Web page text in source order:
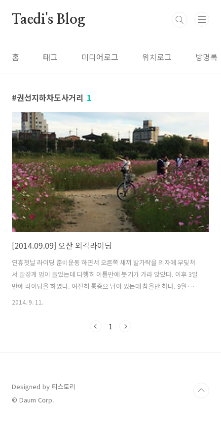
Taedi's Blog
홈 태그 미디어로그 위치로그 방명록
권선지하차도사거리 1
[2014.09.09] 오산 외각라이딩
연휴첫날 라이딩 준비운동 하면서 오른쪽 새끼 발가락을 의자에 부딪쳐
서 빨갛게 멍이 들었는데 다행히 이틀만에 붓기가 가라 앉았다. 이후 3일
만에 라이딩을 하였다. 여전히 통증으 남아 있는데 참을만 하다. 9월 들
어서 통 장거리 라이딩을 못했는데 처음으로 50km 넘게 달렸다. 동탄신
거길 및 청학동을 출발하여 벌음동과 가수동을 거쳐 다시 오산천까지 라
2014. 9. 11.
1
Designed by 티스토리
© Daum Corp.